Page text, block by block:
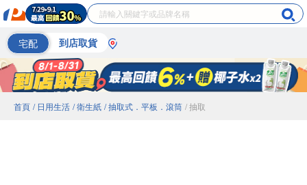
宅配 到店取貨
首頁 / 日用生活 / 衛生紙 / 抽取式．平板．滾筒 / 抽取